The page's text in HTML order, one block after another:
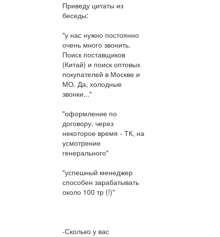
Приведу цитаты из
беседы:
"у нас нужно постоянно
очень много звонить.
Поиск поставщиков
(Китай) и поиск оптовых
покупателей в Москве и
МО. Да, холодные
звонки..."
"оформление по
договору, через
некоторое время - ТК, на
усмотрение
генерального"
"успешный менеджер
способен зарабатывать
около 100 тр (!)"
-Сколько у вас